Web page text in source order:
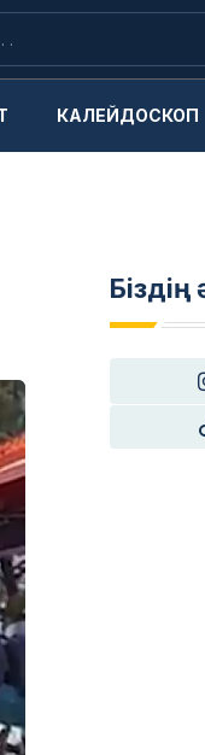
КАЛЕЙДОСКОП